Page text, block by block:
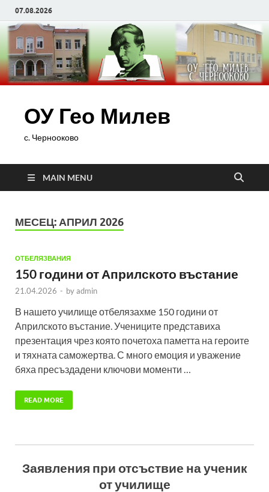
07.08.2026
ОУ Гео Милев
с. Чернооково
MAIN MENU
МЕСЕЦ: АПРИЛ 2026
ОТБЕЛЯЗВАНИЯ
150 години от Априлското въстание
21.04.2026 - byadmin
В нашето училище отбелязахме 150 години от
Априлското въстание. Учениците представиха
презентация чрез която почетоха паметта на героите
и тяхната саможертва. С много емоция и уважение
бяха пресъздадени ключови моменти …
READ MORE
Заявления при отсъствие на ученик
от училище